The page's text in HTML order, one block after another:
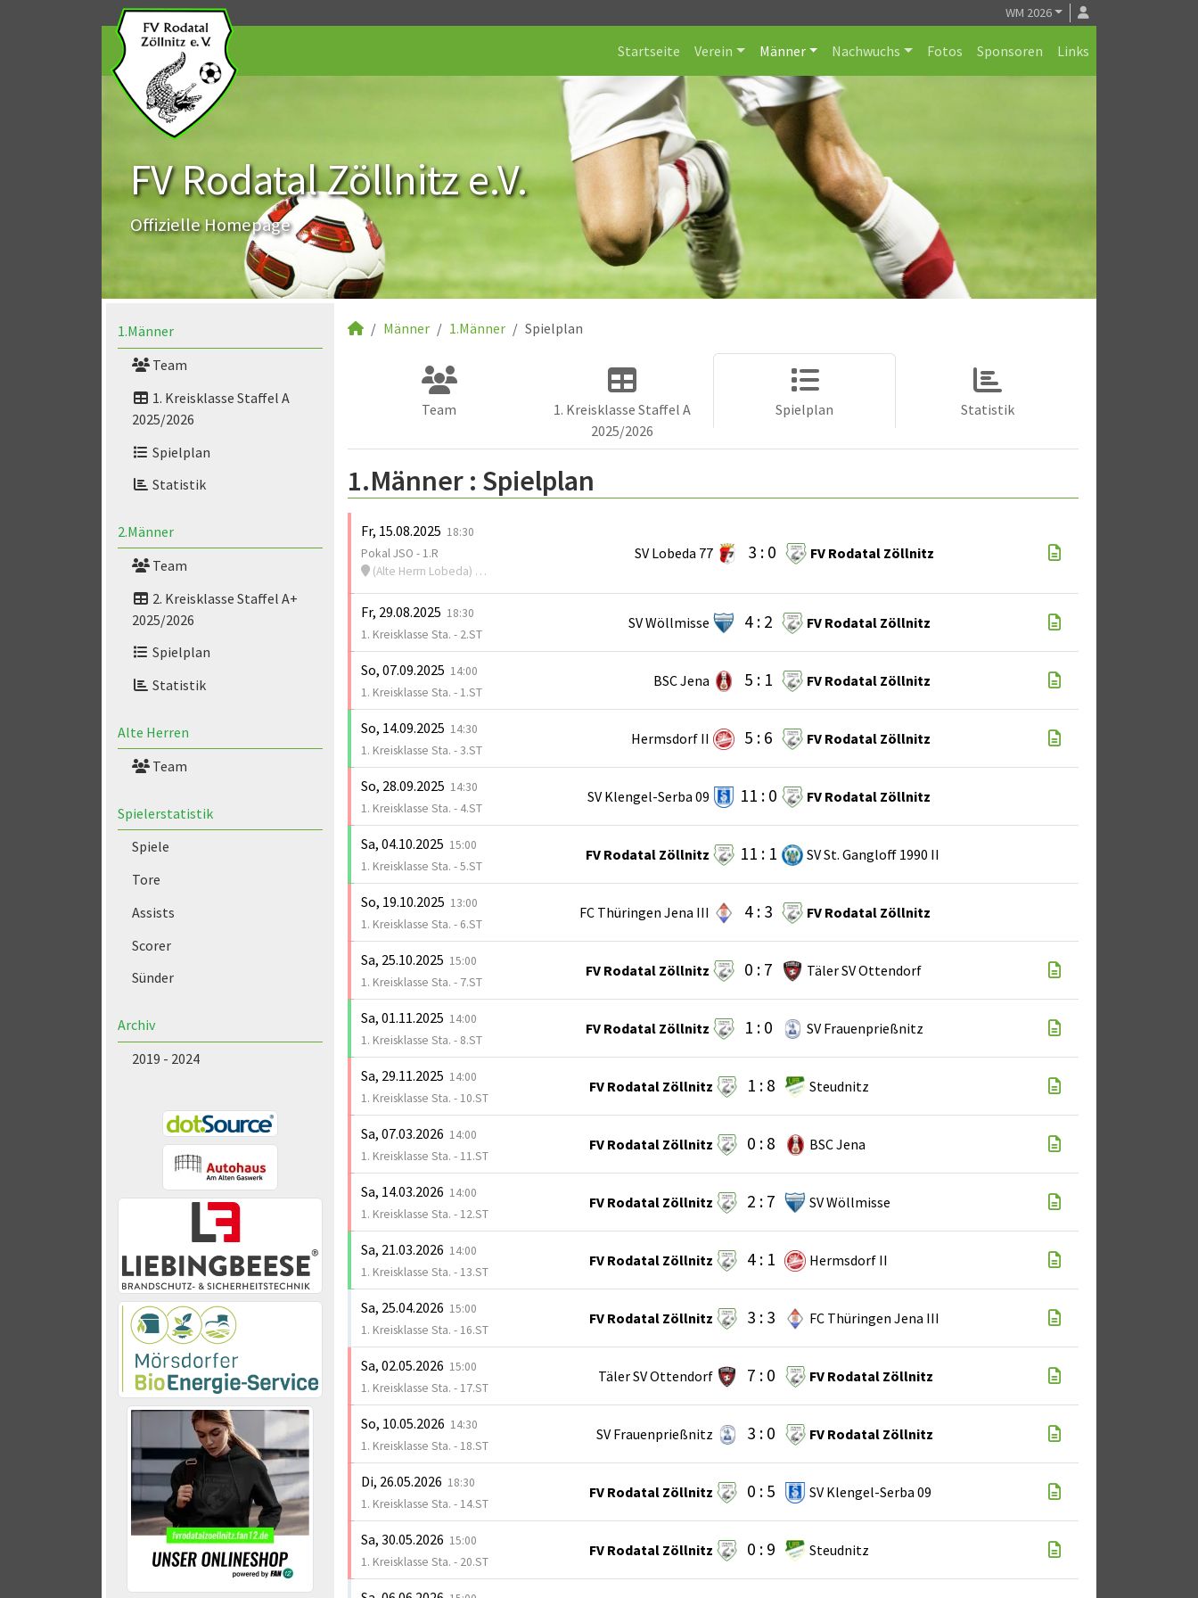
WM 2026
Startseite Verein Männer Nachwuchs Fotos Sponsoren Links
FV Rodatal Zöllnitz e.V.
Offizielle Homepage
1.Männer
Team
1. Kreisklasse Staffel A
2025/2026
Spielplan
Statistik
2.Männer
Team
2. Kreisklasse Staffel A+
2025/2026
Spielplan
Statistik
Alte Herren
Team
Spielerstatistik
Spiele
Tore
Assists
Scorer
Sünder
Archiv
2019 - 2024
Männer 1.Männer Spielplan
Team
1. Kreisklasse Staffel A
2025/2026
Spielplan Statistik
1.Männer : Spielplan
Fr, 15.08.2025 18:30
Pokal JSO - 1.R
(Alte Herrn Lobeda) - Am Bowlingeck Jena
SV Lobeda 77 3 : 0 FV Rodatal Zöllnitz
Fr, 29.08.2025 18:30
1. Kreisklasse Sta. - 2.ST
SV Wöllmisse 4 : 2 FV Rodatal Zöllnitz
So, 07.09.2025 14:00
1. Kreisklasse Sta. - 1.ST
BSC Jena 5 : 1 FV Rodatal Zöllnitz
So, 14.09.2025 14:30
1. Kreisklasse Sta. - 3.ST
Hermsdorf II 5 : 6 FV Rodatal Zöllnitz
So, 28.09.2025 14:30
1. Kreisklasse Sta. - 4.ST
SV Klengel-Serba 09 11 : 0 FV Rodatal Zöllnitz
Sa, 04.10.2025 15:00
1. Kreisklasse Sta. - 5.ST
FV Rodatal Zöllnitz 11 : 1 SV St. Gangloff 1990 II
So, 19.10.2025 13:00
1. Kreisklasse Sta. - 6.ST
FC Thüringen Jena III 4 : 3 FV Rodatal Zöllnitz
Sa, 25.10.2025 15:00
1. Kreisklasse Sta. - 7.ST
FV Rodatal Zöllnitz 0 : 7 Täler SV Ottendorf
Sa, 01.11.2025 14:00
1. Kreisklasse Sta. - 8.ST
FV Rodatal Zöllnitz 1 : 0 SV Frauenprießnitz
Sa, 29.11.2025 14:00
1. Kreisklasse Sta. - 10.ST
FV Rodatal Zöllnitz 1 : 8 Steudnitz
Sa, 07.03.2026 14:00
1. Kreisklasse Sta. - 11.ST
FV Rodatal Zöllnitz 0 : 8 BSC Jena
Sa, 14.03.2026 14:00
1. Kreisklasse Sta. - 12.ST
FV Rodatal Zöllnitz 2 : 7 SV Wöllmisse
Sa, 21.03.2026 14:00
1. Kreisklasse Sta. - 13.ST
FV Rodatal Zöllnitz 4 : 1 Hermsdorf II
Sa, 25.04.2026 15:00
1. Kreisklasse Sta. - 16.ST
FV Rodatal Zöllnitz 3 : 3 FC Thüringen Jena III
Sa, 02.05.2026 15:00
1. Kreisklasse Sta. - 17.ST
Täler SV Ottendorf 7 : 0 FV Rodatal Zöllnitz
So, 10.05.2026 14:30
1. Kreisklasse Sta. - 18.ST
SV Frauenprießnitz 3 : 0 FV Rodatal Zöllnitz
Di, 26.05.2026 18:30
1. Kreisklasse Sta. - 14.ST
FV Rodatal Zöllnitz 0 : 5 SV Klengel-Serba 09
Sa, 30.05.2026 15:00
1. Kreisklasse Sta. - 20.ST
FV Rodatal Zöllnitz 0 : 9 Steudnitz